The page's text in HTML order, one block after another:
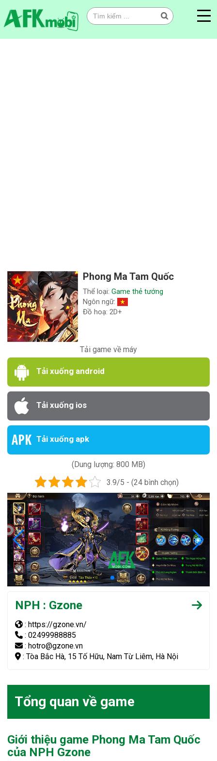
Phong Ma Tam Quốc
Thể loại:Game thẻ tướng
Ngôn ngữ:
Đồ hoạ: 2D+
Tải game về máy
Tải xuống android
Tải xuống ios
Tải xuống apk
(Dung lượng: 800 MB)
3.9/5 - (24 bình chọn)
NPH : Gzone
: https://gzone.vn/
: 02499988885
: hotro@gzone.vn
: Tòa Bắc Hà, 15 Tố Hữu, Nam Từ Liêm, Hà Nội
Tổng quan về game
Giới thiệu game Phong Ma Tam Quốc
của NPH Gzone